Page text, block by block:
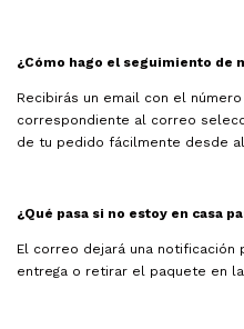
¿Cómo hago el seguimiento de
Recibirás un email con el
correspondiente al correo
de tu pedido fácilmente desde
¿Qué pasa si no estoy en casa
El correo dejará una notificación
entrega o retirar el paquete en